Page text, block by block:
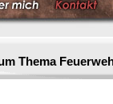
Thema